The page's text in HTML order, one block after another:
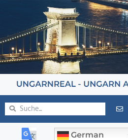
German